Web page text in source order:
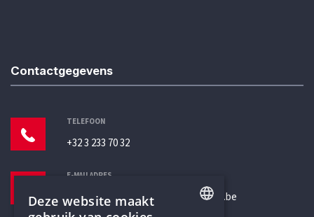
Contactgegevens
TELEFOON
+32 3 233 70 32
E-MAILADRES
secretariaat@humanistischverbond.be
Deze website maakt